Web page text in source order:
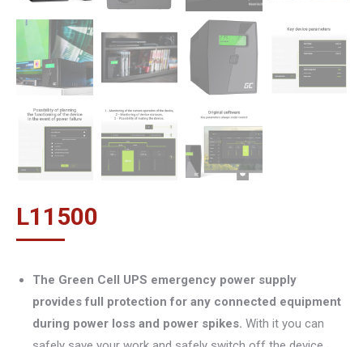
L11500
The Green Cell UPS emergency power supply
provides full protection for any connected equipment
during power loss and power spikes. With it you can